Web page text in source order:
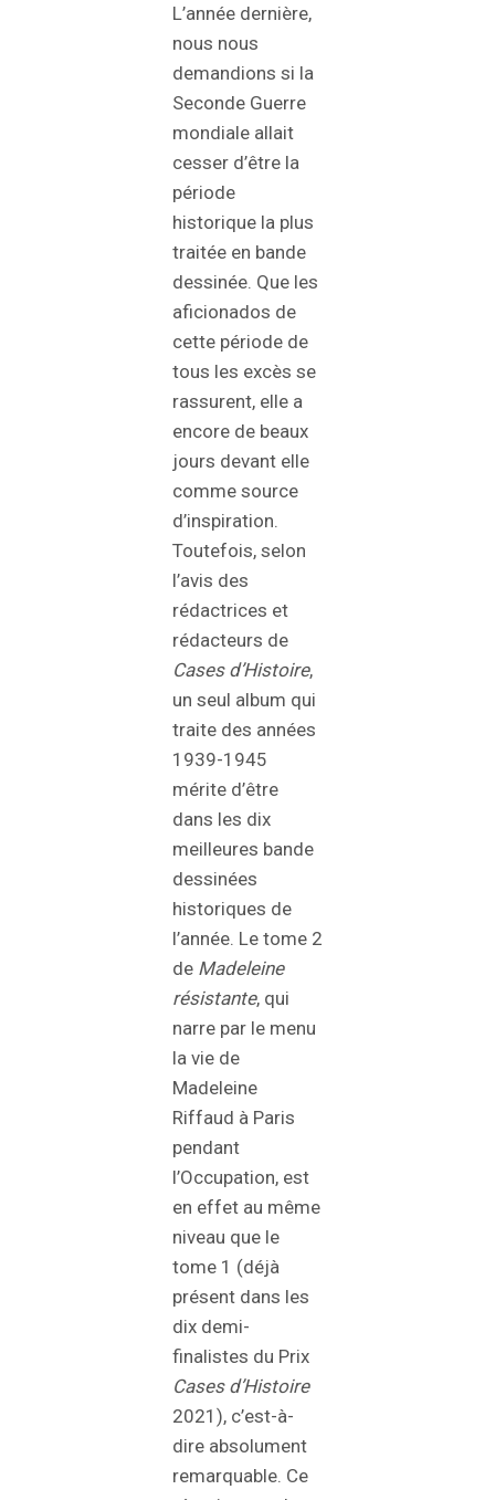
L’année dernière,
nous nous
demandions si la
Seconde Guerre
mondiale allait
cesser d’être la
période
historique la plus
traitée en bande
dessinée. Que les
aficionados de
cette période de
tous les excès se
rassurent, elle a
encore de beaux
jours devant elle
comme source
d’inspiration.
Toutefois, selon
l’avis des
rédactrices et
rédacteurs de
Cases d’Histoire,
un seul album qui
traite des années
1939-1945
mérite d’être
dans les dix
meilleures bande
dessinées
historiques de
l’année. Le tome 2
de Madeleine
résistante, qui
narre par le menu
la vie de
Madeleine
Riffaud à Paris
pendant
l’Occupation, est
en effet au même
niveau que le
tome 1 (déjà
présent dans les
dix demi-
finalistes du Prix
Cases d’Histoire
2021), c’est-à-
dire absolument
remarquable. Ce